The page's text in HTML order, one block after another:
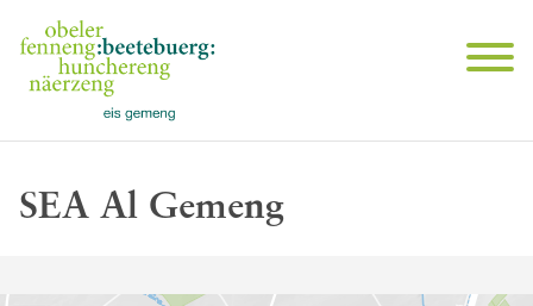
SEA Al Gemeng